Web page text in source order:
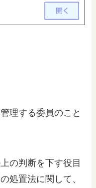
理する委員のこと
の判断を下す役目
処置法に関して、